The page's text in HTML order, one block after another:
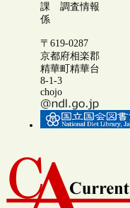
課 調査情報
係
〒619-0287
京都府相楽郡
精華町精華台
8-1-3
chojo